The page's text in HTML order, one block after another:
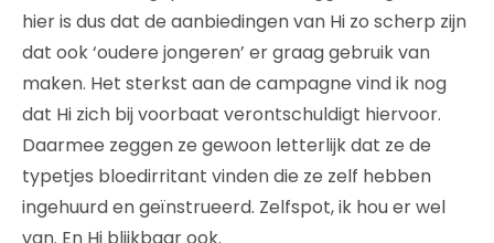
hier is dus dat de aanbiedingen van Hi zo scherp zijn
dat ook ‘oudere jongeren’ er graag gebruik van
maken. Het sterkst aan de campagne vind ik nog
dat Hi zich bij voorbaat verontschuldigt hiervoor.
Daarmee zeggen ze gewoon letterlijk dat ze de
typetjes bloedirritant vinden die ze zelf hebben
ingehuurd en geïnstrueerd. Zelfspot, ik hou er wel